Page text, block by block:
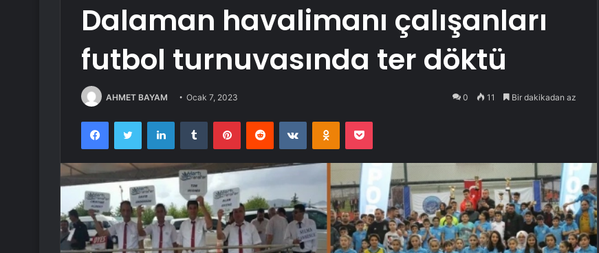
Dalaman havalimanı çalışanları
futbol turnuvasında ter döktü
AHMET BAYAM Ocak 7, 2023 0 11 Bir dakikadan az
FacebookTwitter LinkedInTumblr PinterestReddit VKontakteOdnoklassniki
Pocket